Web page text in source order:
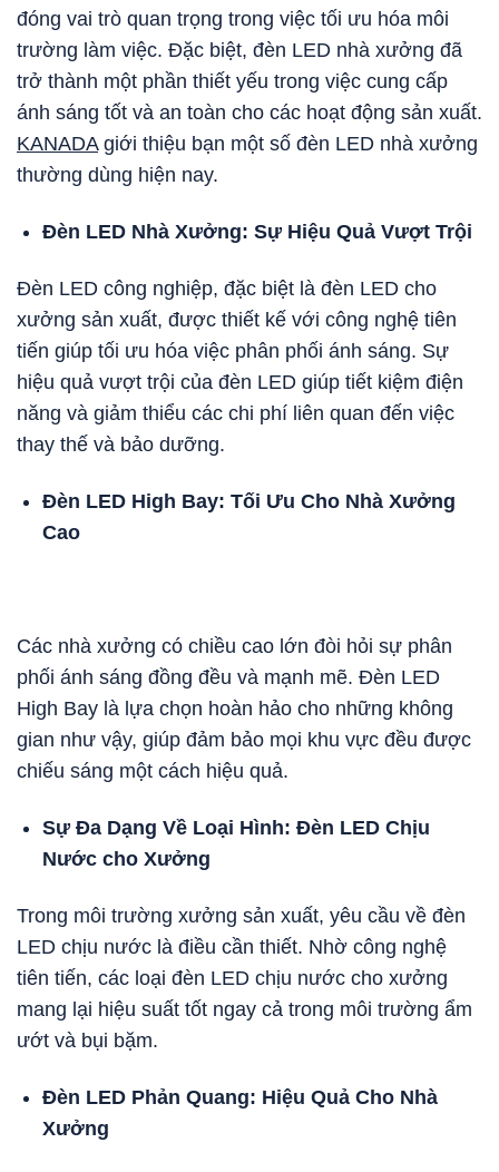
đóng vai trò quan trọng trong việc tối ưu hóa môi
trường làm việc. Đặc biệt, đèn LED nhà xưởng đã
trở thành một phần thiết yếu trong việc cung cấp
ánh sáng tốt và an toàn cho các hoạt động sản xuất.
KANADAgiới thiệu bạn một số đèn LED nhà xưởng
thường dùng hiện nay.
Đèn LED Nhà Xưởng: Sự Hiệu Quả Vượt Trội
Đèn LED công nghiệp, đặc biệt là đèn LED cho
xưởng sản xuất, được thiết kế với công nghệ tiên
tiến giúp tối ưu hóa việc phân phối ánh sáng. Sự
hiệu quả vượt trội của đèn LED giúp tiết kiệm điện
năng và giảm thiểu các chi phí liên quan đến việc
thay thế và bảo dưỡng.
Đèn LED High Bay: Tối Ưu Cho Nhà Xưởng
Cao
Các nhà xưởng có chiều cao lớn đòi hỏi sự phân
phối ánh sáng đồng đều và mạnh mẽ. Đèn LED
High Bay là lựa chọn hoàn hảo cho những không
gian như vậy, giúp đảm bảo mọi khu vực đều được
chiếu sáng một cách hiệu quả.
Sự Đa Dạng Về Loại Hình: Đèn LED Chịu
Nước cho Xưởng
Trong môi trường xưởng sản xuất, yêu cầu về đèn
LED chịu nước là điều cần thiết. Nhờ công nghệ
tiên tiến, các loại đèn LED chịu nước cho xưởng
mang lại hiệu suất tốt ngay cả trong môi trường ẩm
ướt và bụi bặm.
Đèn LED Phản Quang: Hiệu Quả Cho Nhà
Xưởng